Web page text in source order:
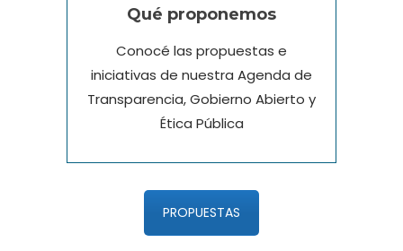
Qué proponemos
Conocé las propuestas e
iniciativas de nuestra Agenda de
Transparencia, Gobierno Abierto y
Ética Pública
PROPUESTAS